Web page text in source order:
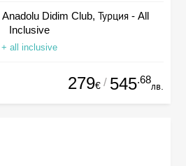
Anadolu Didim Club, Турция - All
Inclusive
+ all inclusive
279€ / 545.68
лв.